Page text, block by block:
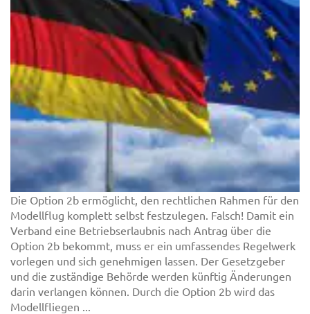
Die Option 2b ermöglicht, den rechtlichen Rahmen für den
Modellflug komplett selbst festzulegen. Falsch! Damit ein
Verband eine Betriebserlaubnis nach Antrag über die
Option 2b bekommt, muss er ein umfassendes Regelwerk
vorlegen und sich genehmigen lassen. Der Gesetzgeber
und die zuständige Behörde werden künftig Änderungen
darin verlangen können. Durch die Option 2b wird das
Modellfliegen ...